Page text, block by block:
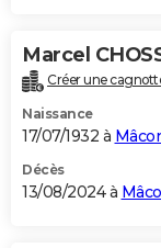
Marcel
Créer une
Naissance
17/07/1932 à
Décès
13/08/2024 à